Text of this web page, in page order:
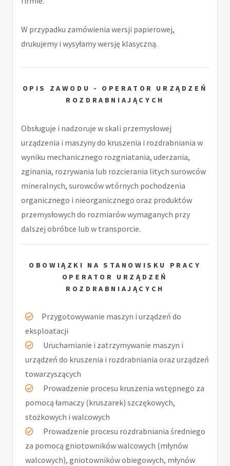
W przypadku zamówienia wersji papierowej,
drukujemy i wysyłamy wersję klasyczną.
OPIS ZAWODU - OPERATOR URZĄDZEŃ
ROZDRABNIAJĄCYCH
Obsługuje i nadzoruje w skali przemysłowej
urządzenia i maszyny do kruszenia i rozdrabniania w
wyniku mechanicznego rozgniatania, uderzania,
zginania, rozrywania lub rozcierania litych surowców
mineralnych, surowców wtórnych pochodzenia
organicznego i nieorganicznego oraz produktów
przemysłowych do rozmiarów wymaganych przy
dalszej obróbce lub w transporcie.
OBOWIĄZKI NA STANOWISKU PRACY
OPERATOR URZĄDZEŃ
ROZDRABNIAJĄCYCH
Przygotowywanie maszyn i urządzeń do
eksploatacji
Uruchamianie i zatrzymywanie maszyn i
urządzeń do kruszenia i rozdrabniania oraz urządzeń
towarzyszących
Prowadzenie procesu kruszenia wstępnego za
pomocą łamaczy (kruszarek) szczękowych,
stożkowych i walcowych
Prowadzenie procesu rozdrabniania średniego
za pomocą gniotowników walcowych (młynów
walcowych), gniotowników obiegowych, młynów